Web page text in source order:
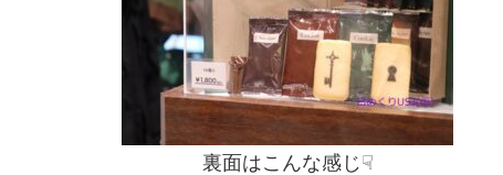
裏面はこんな感じ☟